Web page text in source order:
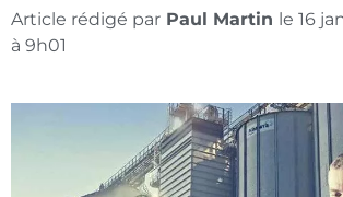
Article rédigé par Paul Martin le 16
à 9h01